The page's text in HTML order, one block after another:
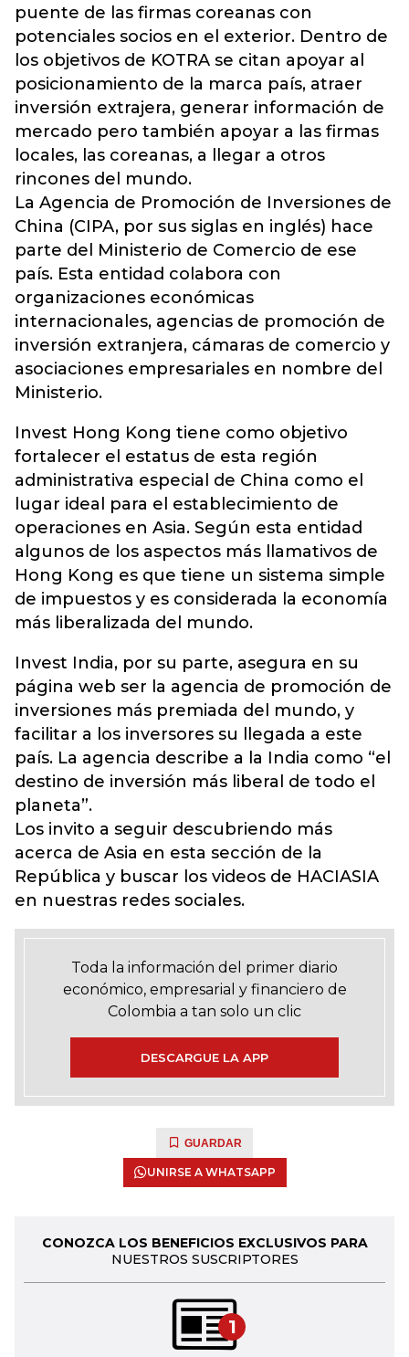
puente de las firmas coreanas con
potenciales socios en el exterior. Dentro de
los objetivos de KOTRA se citan apoyar al
posicionamiento de la marca país, atraer
inversión extrajera, generar información de
mercado pero también apoyar a las firmas
locales, las coreanas, a llegar a otros
rincones del mundo.
La Agencia de Promoción de Inversiones de
China (CIPA, por sus siglas en inglés) hace
parte del Ministerio de Comercio de ese
país. Esta entidad colabora con
organizaciones económicas
internacionales, agencias de promoción de
inversión extranjera, cámaras de comercio y
asociaciones empresariales en nombre del
Ministerio.
Invest Hong Kong tiene como objetivo
fortalecer el estatus de esta región
administrativa especial de China como el
lugar ideal para el establecimiento de
operaciones en Asia. Según esta entidad
algunos de los aspectos más llamativos de
Hong Kong es que tiene un sistema simple
de impuestos y es considerada la economía
más liberalizada del mundo.
Invest India, por su parte, asegura en su
página web ser la agencia de promoción de
inversiones más premiada del mundo, y
facilitar a los inversores su llegada a este
país. La agencia describe a la India como “el
destino de inversión más liberal de todo el
planeta”.
Los invito a seguir descubriendo más
acerca de Asia en esta sección de la
República y buscar los videos de HACIASIA
en nuestras redes sociales.
Toda la información del primer diario
económico, empresarial y financiero de
Colombia a tan solo un clic
DESCARGUE LA APP
GUARDAR
UNIRSE A WHATSAPP
CONOZCA LOS BENEFICIOS EXCLUSIVOS PARA
NUESTROS SUSCRIPTORES
1